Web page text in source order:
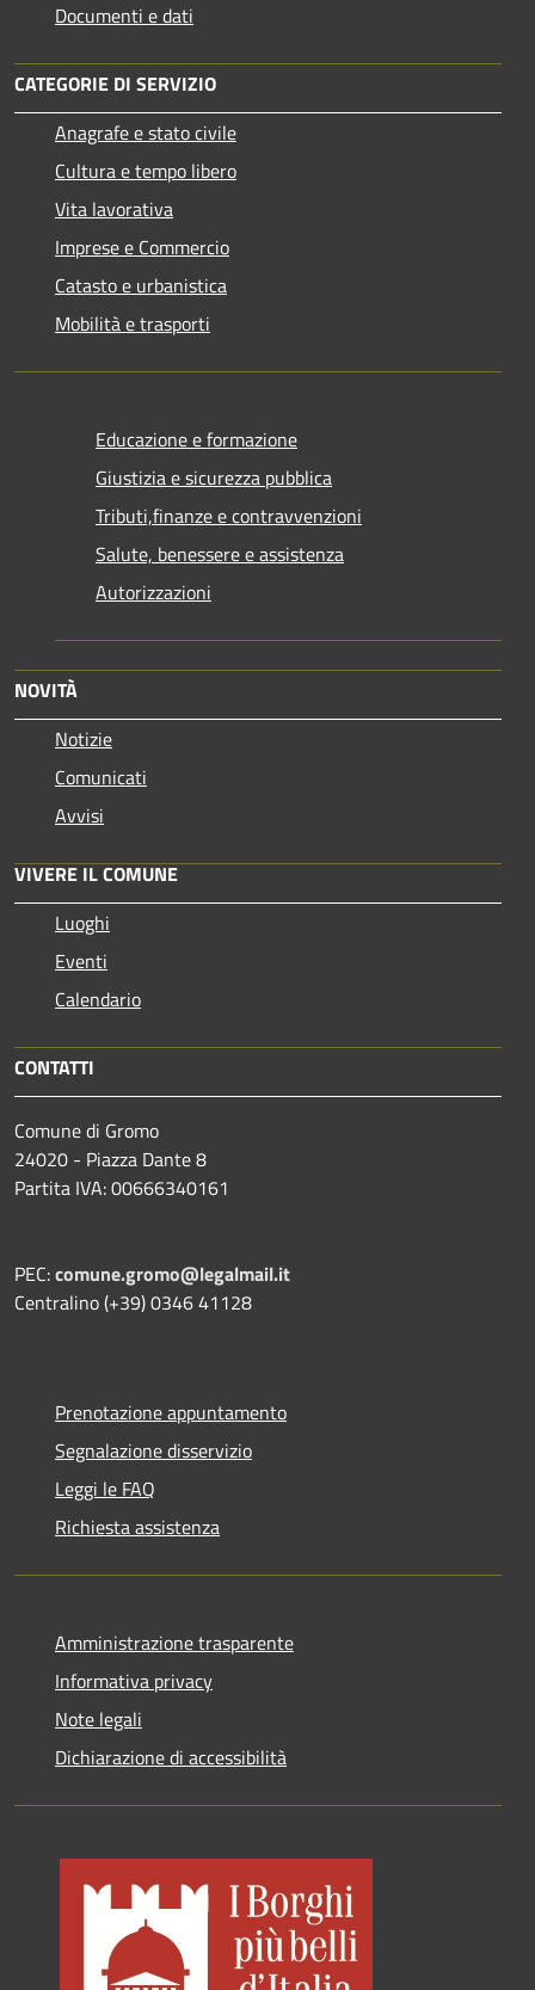
Documenti e dati
CATEGORIE DI SERVIZIO
Anagrafe e stato civile
Cultura e tempo libero
Vita lavorativa
Imprese e Commercio
Catasto e urbanistica
Mobilità e trasporti
Educazione e formazione
Giustizia e sicurezza pubblica
Tributi,finanze e contravvenzioni
Salute, benessere e assistenza
Autorizzazioni
NOVITÀ
Notizie
Comunicati
Avvisi
VIVERE IL COMUNE
Luoghi
Eventi
Calendario
CONTATTI
Comune di Gromo
24020 - Piazza Dante 8
Partita IVA: 00666340161
PEC:comune.gromo@legalmail.it
Centralino (+39) 0346 41128
Prenotazione appuntamento
Segnalazione disservizio
Leggi le FAQ
Richiesta assistenza
Amministrazione trasparente
Informativa privacy
Note legali
Dichiarazione di accessibilità